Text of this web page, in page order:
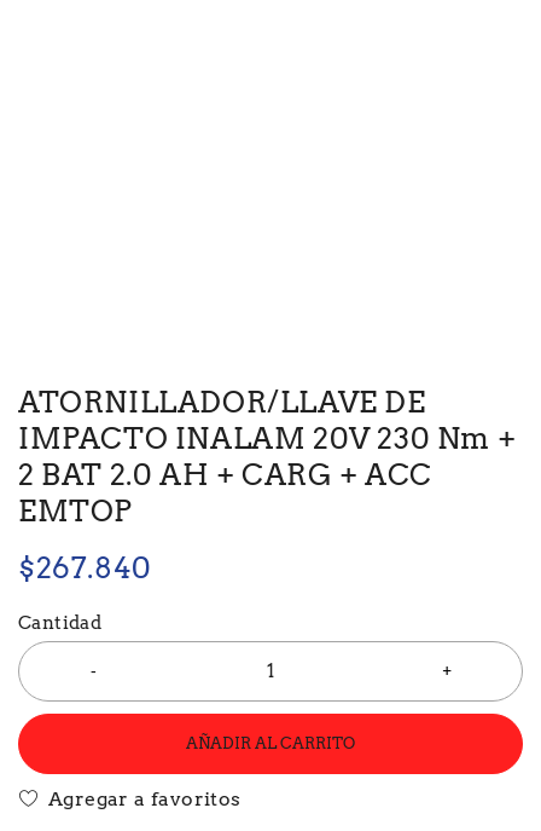
ATORNILLADOR/LLAVE DE
IMPACTO INALAM 20V 230 Nm +
2 BAT 2.0 AH + CARG + ACC
EMTOP
$267.840
Cantidad
AÑADIR AL CARRITO